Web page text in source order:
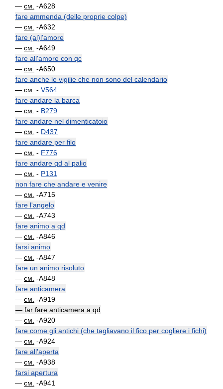
— см. -A628
fare ammenda (delle proprie colpe)
— см. -A632
fare (al)l'amore
— см. -A649
fare all'amore con qc
— см. -A650
fare anche le vigilie che non sono del calendario
— см. - V564
fare andare la barca
— см. - B279
fare andare nel dimenticatoio
— см. - D437
fare andare per filo
— см. - F776
fare andare qd al palio
— см. - P131
non fare che andare e venire
— см. -A715
fare l'angelo
— см. -A743
fare animo a qd
— см. -A846
farsi animo
— см. -A847
fare un animo risoluto
— см. -A848
fare anticamera
— см. -A919
— far fare anticamera a qd
— см. -A920
fare come gli antichi (che tagliavano il fico per cogliere i fichi)
— см. -A924
fare all'aperta
— см. -A938
farsi apertura
— см. -A941